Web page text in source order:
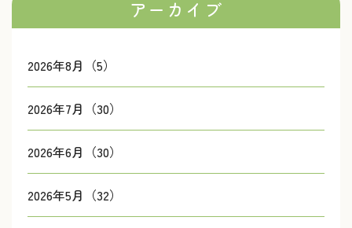
アーカイブ
2026年8月（5）
2026年7月（30）
2026年6月（30）
2026年5月（32）